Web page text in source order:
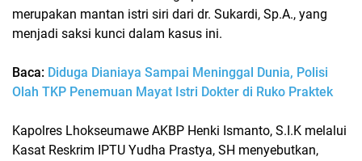
merupakan mantan istri siri dari dr. Sukardi, Sp.A., yang
menjadi saksi kunci dalam kasus ini.
Baca: Diduga Dianiaya Sampai Meninggal Dunia, Polisi
Olah TKP Penemuan Mayat Istri Dokter di Ruko Praktek
Kapolres Lhokseumawe AKBP Henki Ismanto, S.I.K melalui
Kasat Reskrim IPTU Yudha Prastya, SH menyebutkan,